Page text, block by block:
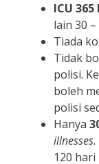
ICU 365
lain 30
Tiada
Tidak
polisi.
boleh
polisi
Hanya
illnesses
120 hari